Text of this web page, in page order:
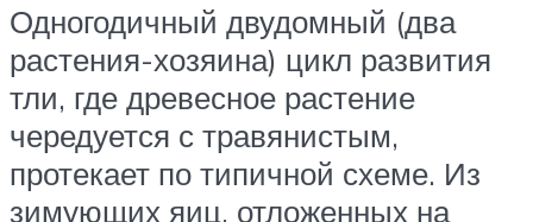
Одногодичный двудомный (два
растения-хозяина) цикл развития
тли, где древесное растение
чередуется с травянистым,
протекает по типичной схеме. Из
зимующих яиц, отложенных на